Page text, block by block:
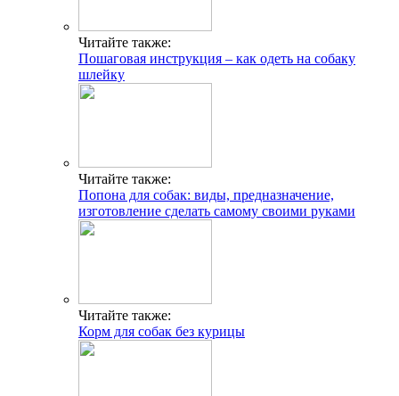
Читайте также:
Пошаговая инструкция – как одеть на собаку
шлейку
Читайте также:
Попона для собак: виды, предназначение,
изготовление сделать самому своими руками
Читайте также:
Корм для собак без курицы